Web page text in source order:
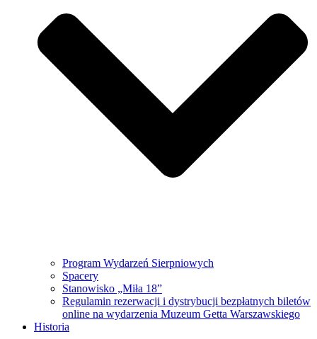
Program Wydarzeń Sierpniowych
Spacery
Stanowisko „Miła 18”
Regulamin rezerwacji i dystrybucji bezpłatnych biletów
online na wydarzenia Muzeum Getta Warszawskiego
Historia